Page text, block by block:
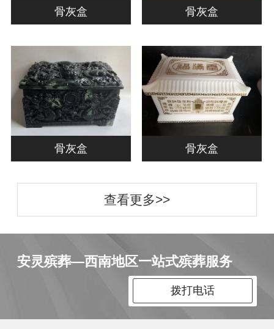
骨灰盒 骨灰盒
骨灰盒 骨灰盒
查看更多>>
安灵殡葬—西南地区一站式殡葬服务
拨打电话